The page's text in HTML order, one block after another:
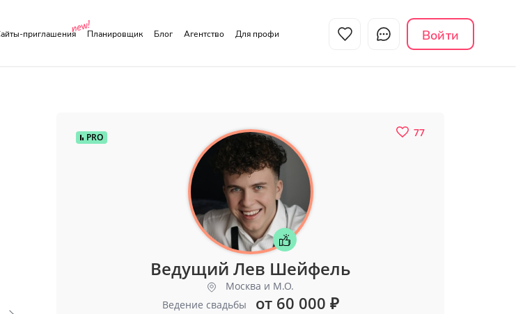
Войти
Сайты-приглашения Планировщик Блог Агентство Для профи
PRO 77
Ведущий Лев Шейфель
Москва и М.О.
Ведение свадьбы
от 60 000 ₽